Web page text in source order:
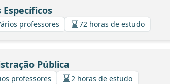
professores 72 horas de estudo
Pública
professores 2 horas de estudo